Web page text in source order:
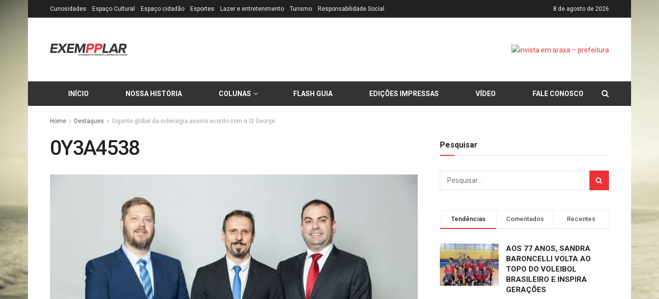
Curiosidades Espaço Cultural Espaço cidadão Esportes Lazer e entretenimento Turismo Responsabilidade Social 8 de agosto de 2026
INÍCIO NOSSA HISTÓRIA COLUNAS FLASH GUIA EDIÇÕES IMPRESSAS VÍDEO FALE CONOSCO
Home Destaques Gigante global da siderurgia assina acordo com a St George
0Y3A4538 Pesquisar
Tendências Comentados Recentes
AOS 77 ANOS, SANDRA
BARONCELLI VOLTA AO
TOPO DO VOLEIBOL
BRASILEIRO E INSPIRA
GERAÇÕES